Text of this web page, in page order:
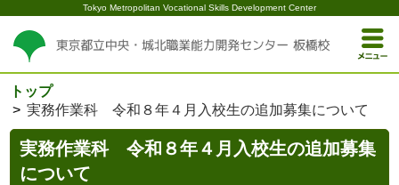
Tokyo Metropolitan Vocational Skills Development Center
トップ
実務作業科 令和８年４月入校生の追加募集について
実務作業科 令和８年４月入校生の追加募集
について